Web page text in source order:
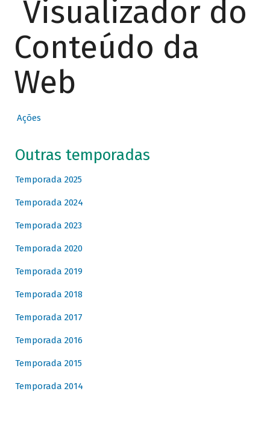
Visualizador do
Conteúdo da
Web
Ações
Outras temporadas
Temporada 2025
Temporada 2024
Temporada 2023
Temporada 2020
Temporada 2019
Temporada 2018
Temporada 2017
Temporada 2016
Temporada 2015
Temporada 2014